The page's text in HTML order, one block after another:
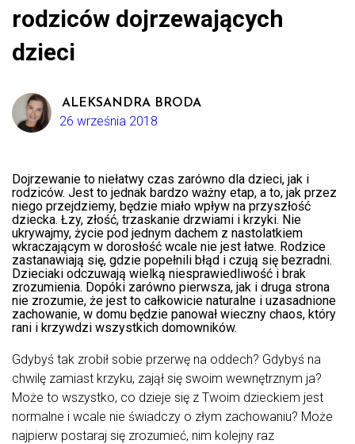
rodziców dojrzewających
dzieci
ALEKSANDRA BRODA
26 września 2018
Dojrzewanie to niełatwy czas zarówno dla dzieci, jak i
rodziców. Jest to jednak bardzo ważny etap, a to, jak przez
niego przejdziemy, będzie miało wpływ na przyszłość
dziecka. Łzy, złość, trzaskanie drzwiami i krzyki. Nie
ukrywajmy, życie pod jednym dachem z nastolatkiem
wkraczającym w dorosłość wcale nie jest łatwe. Rodzice
zastanawiają się, gdzie popełnili błąd i czują się bezradni.
Dzieciaki odczuwają wielką niesprawiedliwość i brak
zrozumienia. Dopóki zarówno pierwsza, jak i druga strona
nie zrozumie, że jest to całkowicie naturalne i uzasadnione
zachowanie, w domu będzie panował wieczny chaos, który
rani i krzywdzi wszystkich domowników.
Gdybyś tak zrobił sobie przerwę na oddech? Gdybyś na
chwilę zamiast krzyku, zajął się swoim wewnętrznym ja?
Może to wszystko, co dzieje się z Twoim dzieckiem jest
normalne i wcale nie świadczy o złym zachowaniu? Może
najpierw postaraj się zrozumieć, nim kolejny raz